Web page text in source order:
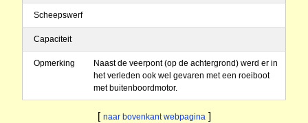
Scheepswerf
Capaciteit
Opmerking
Naast de veerpont (op de achtergrond) werd er in
het verleden ook wel gevaren met een roeiboot
met buitenboordmotor.
[ naar bovenkant webpagina]